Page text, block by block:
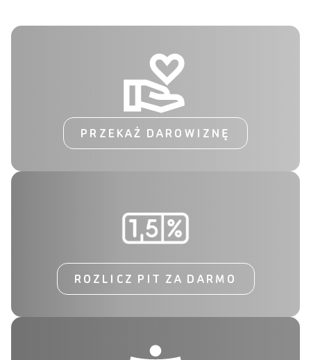
PRZEKAŻ DAROWIZNĘ
ROZLICZ PIT ZA DARMO